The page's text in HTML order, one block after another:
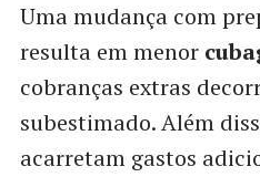
Uma mudança com
resulta em menor
cobranças extras
subestimado. Além
acarretam gastos